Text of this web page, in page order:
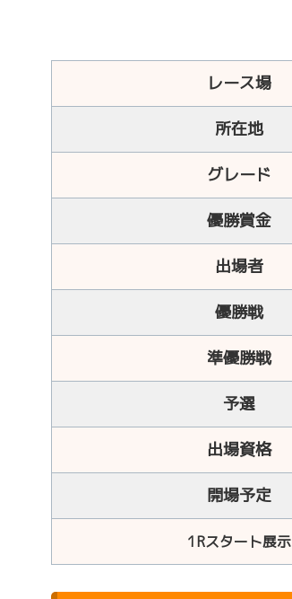
レース場
所在地
グレード
優勝賞金
出場者
優勝戦
準優勝戦
予選
出場資格
開場予定
1Rスタート展示